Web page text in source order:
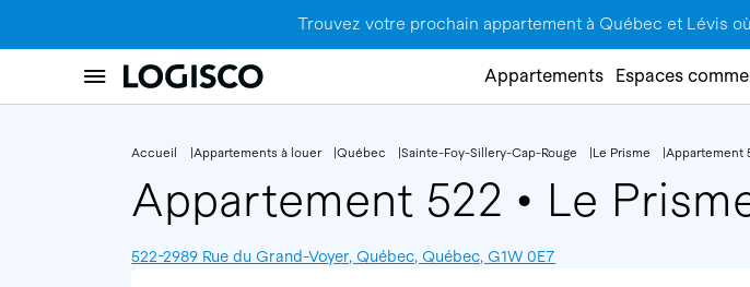
Trouvez votre prochain appartement à Québec et Lévis où
Appartements Espaces
Accueil Appartements à louer Québec Sainte-Foy-Sillery-Cap-Rouge Le Prisme Appartement
Appartement 522 • Le
522-2989 Rue du Grand-Voyer, Québec, Québec, G1W 0E7